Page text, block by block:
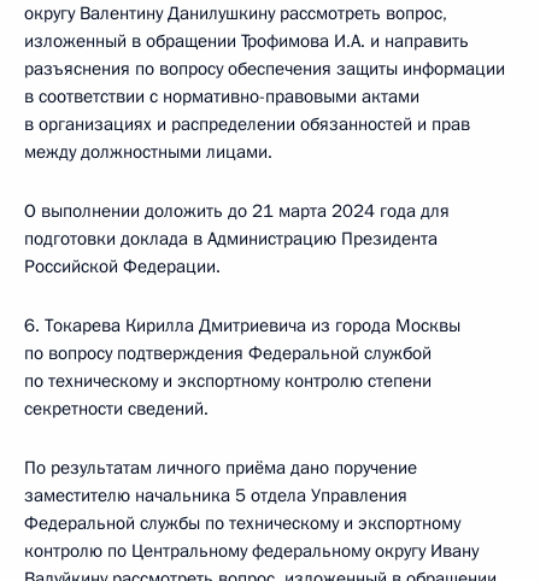
округу Валентину Данилушкину рассмотреть вопрос,
изложенный в обращении Трофимова И.А. и направить
разъяснения по вопросу обеспечения защиты информации
в соответствии с нормативно-правовыми актами
в организациях и распределении обязанностей и прав
между должностными лицами.
О выполнении доложить до 21 марта 2024 года для
подготовки доклада в Администрацию Президента
Российской Федерации.
6. Токарева Кирилла Дмитриевича из города Москвы
по вопросу подтверждения Федеральной службой
по техническому и экспортному контролю степени
секретности сведений.
По результатам личного приёма дано поручение
заместителю начальника 5 отдела Управления
Федеральной службы по техническому и экспортному
контролю по Центральному федеральному округу Ивану